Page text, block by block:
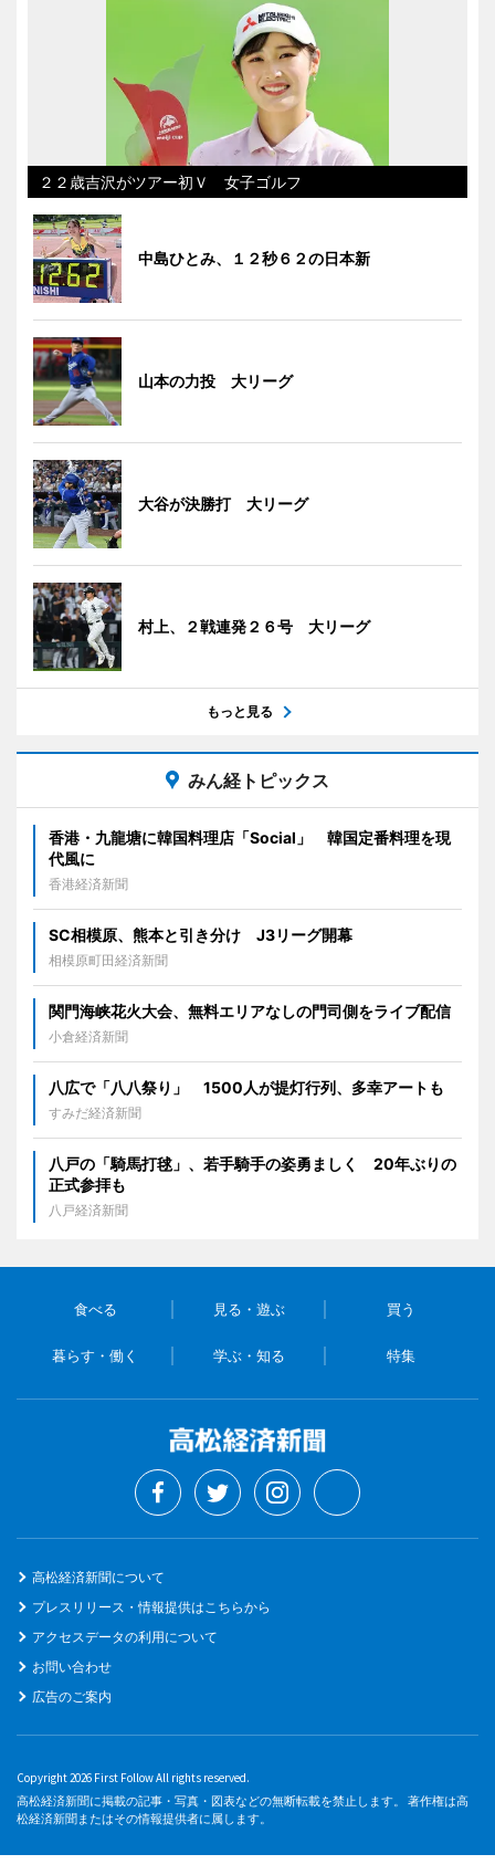
２２歳吉沢がツアー初Ｖ 女子ゴルフ
中島ひとみ、１２秒６２の日本新
山本の力投 大リーグ
大谷が決勝打 大リーグ
村上、２戦連発２６号 大リーグ
もっと見る
みん経トピックス
香港・九龍塘に韓国料理店「Social」 韓国定番料理を現
代風に
香港経済新聞
SC相模原、熊本と引き分け J3リーグ開幕
相模原町田経済新聞
関門海峡花火大会、無料エリアなしの門司側をライブ配信
小倉経済新聞
八広で「八八祭り」 1500人が提灯行列、多幸アートも
すみだ経済新聞
八戸の「騎馬打毬」、若手騎手の姿勇ましく 20年ぶりの
正式参拝も
八戸経済新聞
食べる 見る・遊ぶ 買う
暮らす・働く 学ぶ・知る 特集
高松経済新聞について
プレスリリース・情報提供はこちらから
アクセスデータの利用について
お問い合わせ
広告のご案内
Copyright 2026 First Follow All rights reserved.
高松経済新聞に掲載の記事・写真・図表などの無断転載を禁止します。 著作権は高
松経済新聞またはその情報提供者に属します。